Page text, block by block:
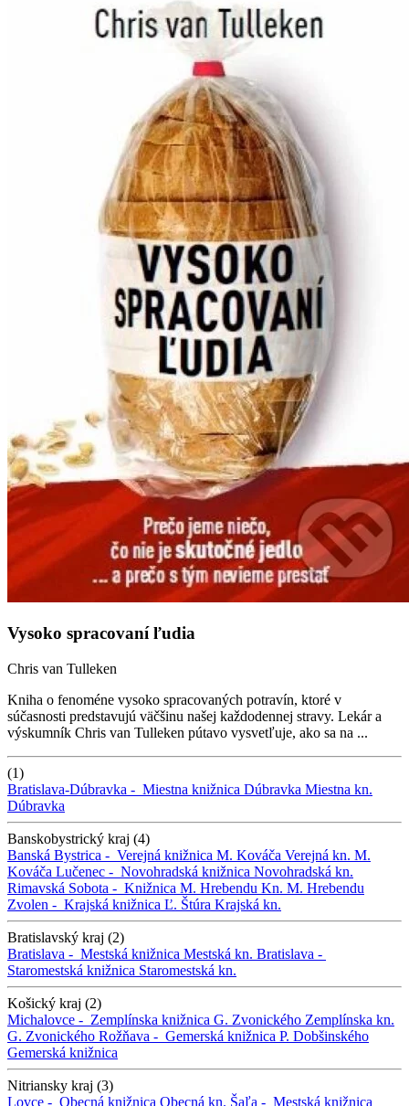
Vysoko spracovaní ľudia
Chris van Tulleken
Kniha o fenoméne vysoko spracovaných potravín, ktoré v
súčasnosti predstavujú väčšinu našej každodennej stravy. Lekár a
výskumník Chris van Tulleken pútavo vysvetľuje, ako sa na ...
(1)
Bratislava-Dúbravka - Miestna knižnica Dúbravka Miestna kn.
Dúbravka
Banskobystrický kraj (4)
Banská Bystrica - Verejná knižnica M. Kováča Verejná kn. M.
Kováča Lučenec - Novohradská knižnica Novohradská kn.
Rimavská Sobota - Knižnica M. Hrebendu Kn. M. Hrebendu
Zvolen - Krajská knižnica Ľ. Štúra Krajská kn.
Bratislavský kraj (2)
Bratislava - Mestská knižnica Mestská kn. Bratislava -
Staromestská knižnica Staromestská kn.
Košický kraj (2)
Michalovce - Zemplínska knižnica G. Zvonického Zemplínska kn.
G. Zvonického Rožňava - Gemerská knižnica P. Dobšinského
Gemerská knižnica
Nitriansky kraj (3)
Lovce - Obecná knižnica Obecná kn. Šaľa - Mestská knižnica